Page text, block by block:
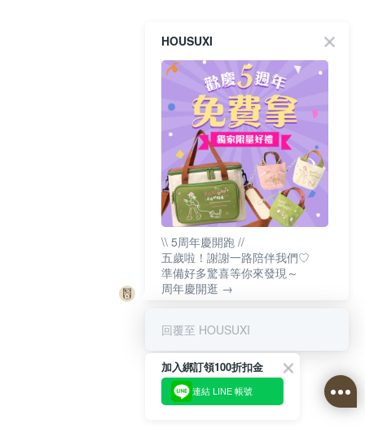
HOUSUXI
\\ 5周年慶開跑 //
五歲啦！謝謝一路陪伴我們♡
準備好多驚喜等你來發現～
周年慶開逛 →
回覆至 HOUSUXI
加入綁訂領100折扣金
連結 LINE 帳號